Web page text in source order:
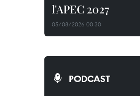
l'APEC 2027
05/08/2026 00:30
PODCAST